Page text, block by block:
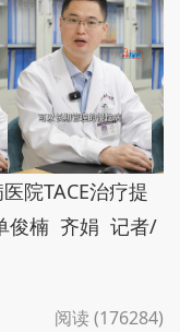
院TACE治疗提
俊楠 齐娟 记者/
阅读 (176284)